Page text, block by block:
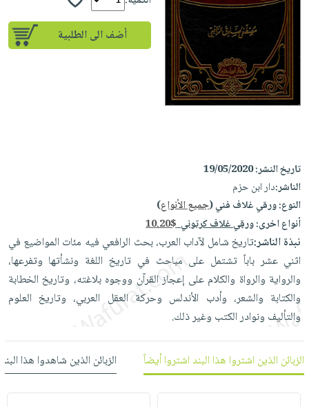
إختياراتنا
أكاديمية
صندوق
القراءة
iKitab
بلا
حدود
أسئلة
يتكرر
على
Android
تحميل
iKitab
Apple
أسئلة
يتكرر
طرحها
تحميل
masmu3
على
masmu3
على
Apple
المواضيع
الأكثر
مبيعاً
إختياراتنا
وسائل
القراءة
جوائز
تعليمية
الصحة
والعناية
الشخصية
جديد
العناية
الشخصية
العناية
وتصفيف
الشعر
العناية
بالجسم
العناية
بالأسنان
الحمية
والتغذية
المطبخ
والسفرة
جديد
الكل
أواني
الطهي
أدوات
الخبز
أدوات
المائدة
الأوعية
متجر
الهدايا
أقسام
الأكثر
مبيعاً
العودة
للمدارس
اكسسوارات
شحن
مجاني
بنود
اشتراكات
أضف الى الطلبية
تاريخ النشر:19/05/2020
الناشر:دار ابن حزم
النوع:ورقي غلاف فني (جميع الأنواع)
أنواع اخرى:ورقي غلاف كرتوني10.20$
نبذة الناشر:تاريخ شامل لآداب العرب، بحث الرافعي فيه مئات المواضيع في
اثني عشر باباً تشتمل على مباحث في تاريخ اللغة ونشأتها وتفرعها،
والرواية والرواة والكلام على إعجاز القرآن ووجوه بلاغته، وتاريخ الخطابة
والكتابة والشعر، وأدب الأندلس وحركة العقل العربي، وتاريخ العلوم
والتأليف ونوادر الكتب وغير ذلك.
الزبائن الذين اشتروا هذا البند اشتروا أيضاً الزبائن الذين شاهدوا هذا